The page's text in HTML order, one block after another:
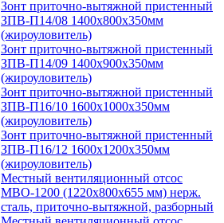
Зонт приточно-вытяжной пристенный
ЗПВ-П14/08 1400х800х350мм
(жироуловитель)
Зонт приточно-вытяжной пристенный
ЗПВ-П14/09 1400х900х350мм
(жироуловитель)
Зонт приточно-вытяжной пристенный
ЗПВ-П16/10 1600х1000х350мм
(жироуловитель)
Зонт приточно-вытяжной пристенный
ЗПВ-П16/12 1600х1200х350мм
(жироуловитель)
Местный вентиляционный отсос
МВО-1200 (1220х800х655 мм) нерж.
сталь, приточно-вытяжной, разборный